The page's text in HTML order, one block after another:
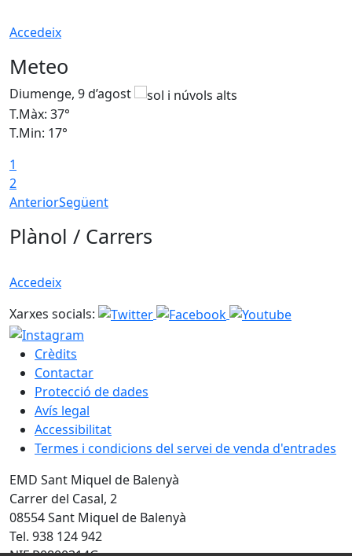
Accedeix
Meteo
Diumenge, 9 d’agost
T.Màx: 37°
T.Min: 17°
1
2
AnteriorSegüent
Plànol / Carrers
Accedeix
Xarxes socials:
Crèdits
Contactar
Protecció de dades
Avís legal
Accessibilitat
Termes i condicions del servei de venda d'entrades
EMD Sant Miquel de Balenyà
Carrer del Casal, 2
08554 Sant Miquel de Balenyà
Tel. 938 124 942